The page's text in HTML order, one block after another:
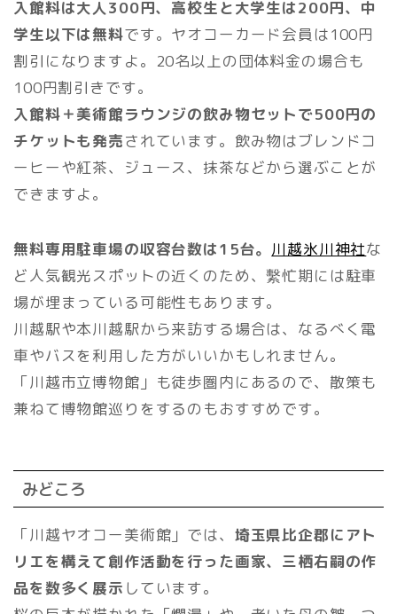
入館料は大人300円、高校生と大学生は200円、中
学生以下は無料です。ヤオコーカード会員は100円
割引になりますよ。20名以上の団体料金の場合も
100円割引きです。
入館料＋美術館ラウンジの飲み物セットで500円の
チケットも発売されています。飲み物はブレンドコ
ーヒーや紅茶、ジュース、抹茶などから選ぶことが
できますよ。
無料専用駐車場の収容台数は15台。 川越氷川神社な
ど人気観光スポットの近くのため、繫忙期には駐車
場が埋まっている可能性もあります。
川越駅や本川越駅から来訪する場合は、なるべく電
車やバスを利用した方がいいかもしれません。
「川越市立博物館」も徒歩圏内にあるので、散策も
兼ねて博物館巡りをするのもおすすめです。
みどころ
「川越ヤオコー美術館」では、 埼玉県比企郡にアト
リエを構えて創作活動を行った画家、三栖右嗣の作
品を数多く展示 しています。